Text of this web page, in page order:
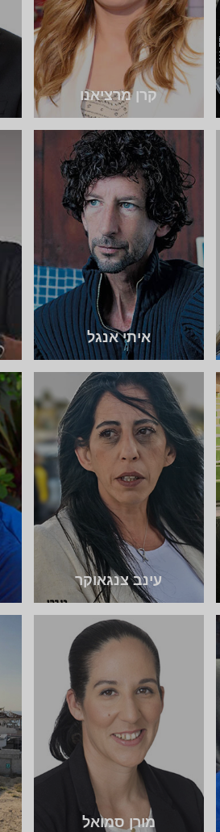
קרן מרציאנו
איתי אנגל
עינב צנגאוקר
מורן סמואל